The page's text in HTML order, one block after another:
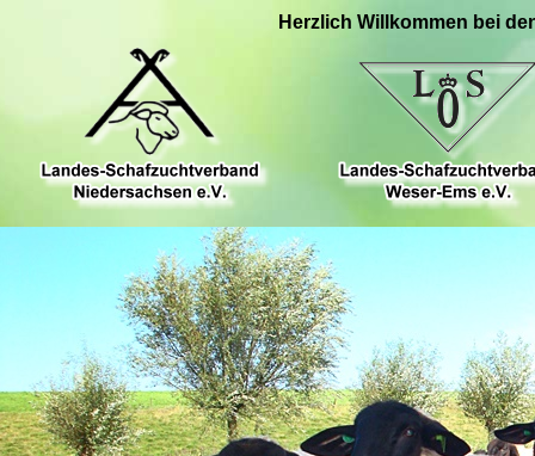
Herzlich Willkommen bei